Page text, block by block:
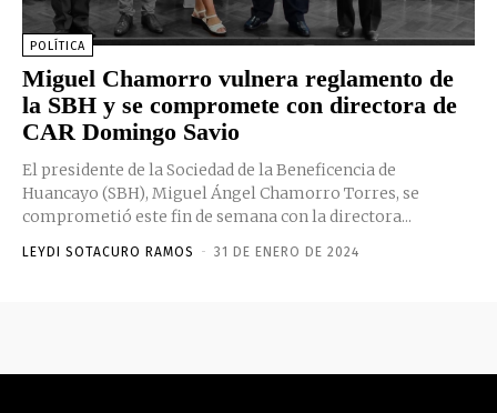
POLÍTICA
Miguel Chamorro vulnera reglamento de
la SBH y se compromete con directora de
CAR Domingo Savio
El presidente de la Sociedad de la Beneficencia de
Huancayo (SBH), Miguel Ángel Chamorro Torres, se
comprometió este fin de semana con la directora...
LEYDI SOTACURO RAMOS - 31 DE ENERO DE 2024